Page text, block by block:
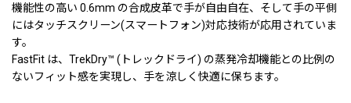
機能性の高い 0.6mm の合成皮革で手が自由自在、そして手の平側
にはタッチスクリーン(スマートフォン)対応技術が応用されていま
す。
FastFit は、TrekDry™ (トレックドライ) の蒸発冷却機能との比例の
ないフィット感を実現し、手を涼しく快適に保ちます。